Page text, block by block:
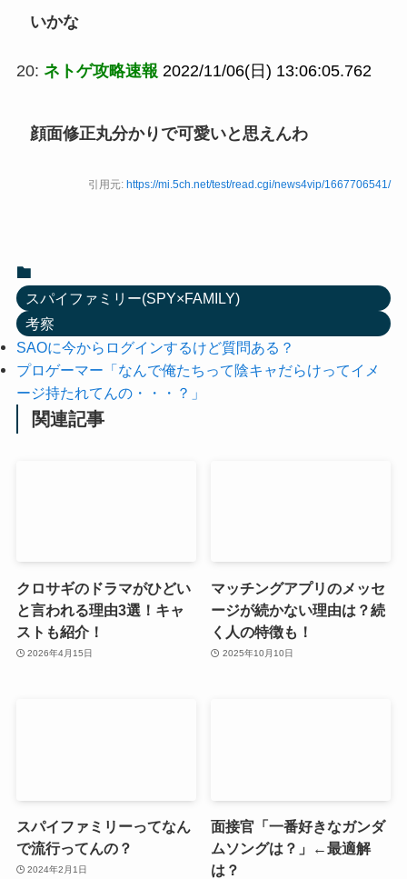
いかな
20: ネトゲ攻略速報 2022/11/06(日) 13:06:05.762
顔面修正丸分かりで可愛いと思えんわ
引用元: https://mi.5ch.net/test/read.cgi/news4vip/1667706541/
スパイファミリー(SPY×FAMILY)
考察
SAOに今からログインするけど質問ある？
プロゲーマー「なんで俺たちって陰キャだらけってイメ
ージ持たれてんの・・・？」
関連記事
クロサギのドラマがひどい
と言われる理由3選！キャ
ストも紹介！
2026年4月15日
マッチングアプリのメッセ
ージが続かない理由は？続
く人の特徴も！
2025年10月10日
スパイファミリーってなん
で流行ってんの？
2024年2月1日
面接官「一番好きなガンダ
ムソングは？」←最適解
は？